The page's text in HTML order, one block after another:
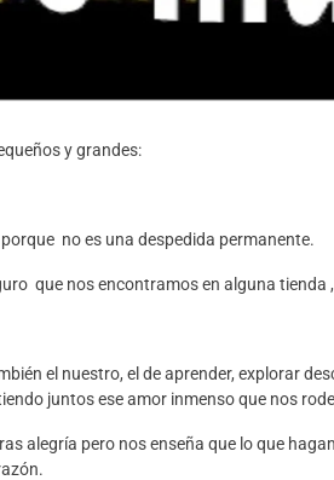
y grandes:
no es una despedida permanente.
que nos encontramos en alguna
el nuestro, el de aprender, explorar
juntos ese amor inmenso que nos
alegría pero nos enseña que lo que